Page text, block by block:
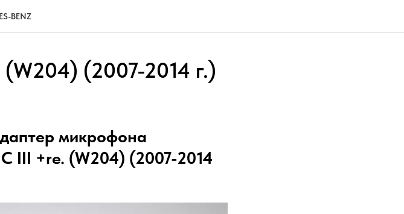
BENZ
(2007-2014 г.)
микрофона
III +re. (W204) (2007-2014